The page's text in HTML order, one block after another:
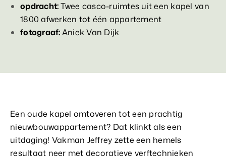
opdracht:Twee casco-ruimtes uit een kapel van
1800 afwerken tot één appartement
fotograaf:Aniek Van Dijk
Een oude kapel omtoveren tot een prachtig
nieuwbouwappartement? Dat klinkt als een
uitdaging! Vakman Jeffrey zette een hemels
resultaat neer met decoratieve verftechnieken